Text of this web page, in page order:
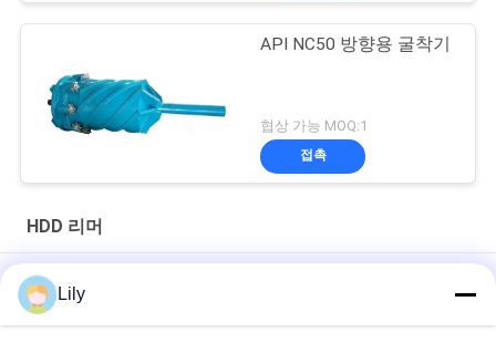
API NC50 방향용 굴착기
협상 가능 MOQ:1
접촉
HDD 리머
부식 저항성 HDD 리머 후 리밍 뚫기 구멍 열기 트렌치리스 방향 뚫
기 도구Lily